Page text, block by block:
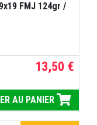
FMJ 124gr /
13,50 €
AU PANIER